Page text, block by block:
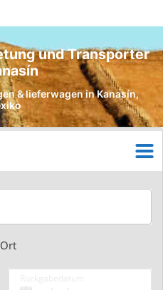
und Transporter
& lieferwagen in Kanasín,